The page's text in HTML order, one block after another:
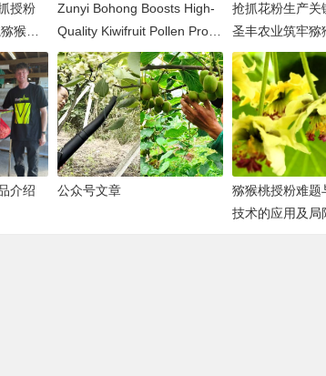
授粉
猴桃
Zunyi Bohong Boosts High-
Quality Kiwifruit Pollen Prod
uction
抢抓花粉生产关
圣丰农业筑牢猕
收根基”
介绍 公众号文章
猕猴桃授粉难题
技术的应用及局